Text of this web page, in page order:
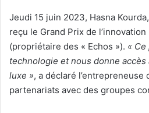
Jeudi 15 juin 2023, Hasna
reçu le Grand Prix de
(propriétaire des « Echos »). «
technologie et nous donne accès
luxe », a déclaré l’entrepreneuse
partenariats avec des groupes